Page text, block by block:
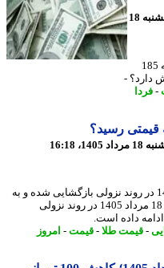
13 ساعت پیش - یکشنبه 18
185
-
رسید؟
و سکه امروز یکشنبه 18 مرداد 1405 در روند نزولی بازگشایی شده و به
روند اصلاحی قیمت طلا و سکه امروز یکشنبه 18 مرداد 1405 در روند نزولی
داده است.
قیمت طلا-قیمت-امروز